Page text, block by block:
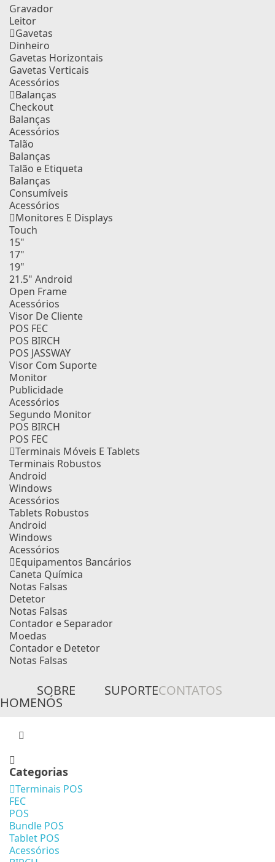
Gravador
Leitor
Gavetas
Dinheiro
Gavetas Horizontais
Gavetas Verticais
Acessórios
Balanças
Checkout
Balanças
Acessórios
Talão
Balanças
Talão e Etiqueta
Balanças
Consumíveis
Acessórios
Monitores E Displays
Touch
15"
17"
19"
21.5" Android
Open Frame
Acessórios
Visor De Cliente
POS FEC
POS BIRCH
POS JASSWAY
Visor Com Suporte
Monitor
Publicidade
Acessórios
Segundo Monitor
POS BIRCH
POS FEC
Terminais Móveis E Tablets
Terminais Robustos
Android
Windows
Acessórios
Tablets Robustos
Android
Windows
Acessórios
Equipamentos Bancários
Caneta Química
Notas Falsas
Detetor
Notas Falsas
Contador e Separador
Moedas
Contador e Detetor
Notas Falsas
HOME
SOBRE
NÓS
SUPORTECONTATOS
Categorias
Terminais POS
FEC
POS
Bundle POS
Tablet POS
Acessórios